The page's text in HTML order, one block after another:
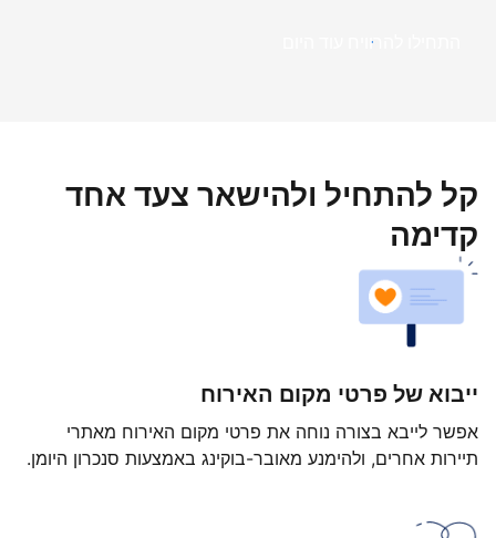
התחילו להרוויח עוד היום
קל להתחיל ולהישאר צעד אחד
קדימה
ייבוא של פרטי מקום האירוח
אפשר לייבא בצורה נוחה את פרטי מקום האירוח מאתרי
תיירות אחרים, ולהימנע מאובר-בוקינג באמצעות סנכרון היומן.